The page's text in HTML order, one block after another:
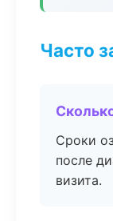
Часто
Сроки
после
визита.